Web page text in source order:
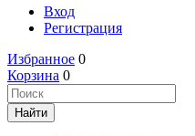
Вход
Регистрация
Избранное 0
Корзина 0